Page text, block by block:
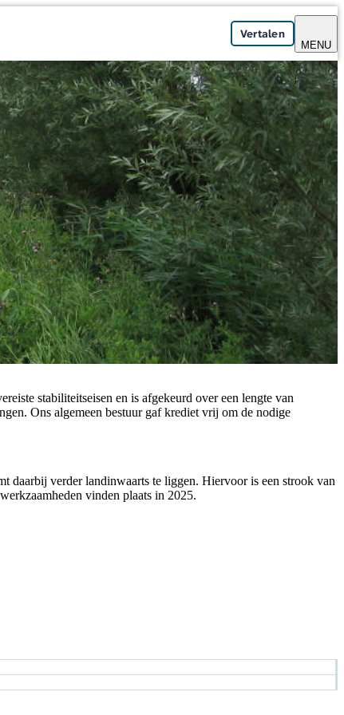
Vertalen
MENU
stabiliteitseisen en is afgekeurd over een lengte van
Ons algemeen bestuur gaf krediet vrij om de nodige
daarbij verder landinwaarts te liggen. Hiervoor is een strook van
vinden plaats in 2025.